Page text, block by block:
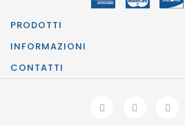
PRODOTTI
INFORMAZIONI
CONTATTI